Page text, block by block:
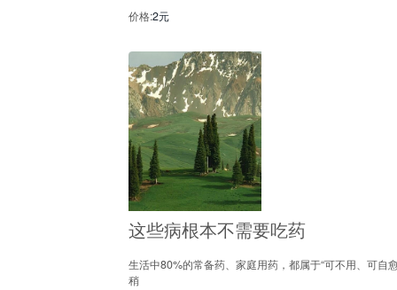
价格:2元
这些病根本不需要吃药
生活中80%的常备药、家庭用药，都属于“可不用、可自
稍